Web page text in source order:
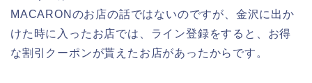
MACARONのお店の話ではないのですが、金沢に出か
けた時に入ったお店では、ライン登録をすると、お得
な割引クーポンが貰えたお店があったからです。